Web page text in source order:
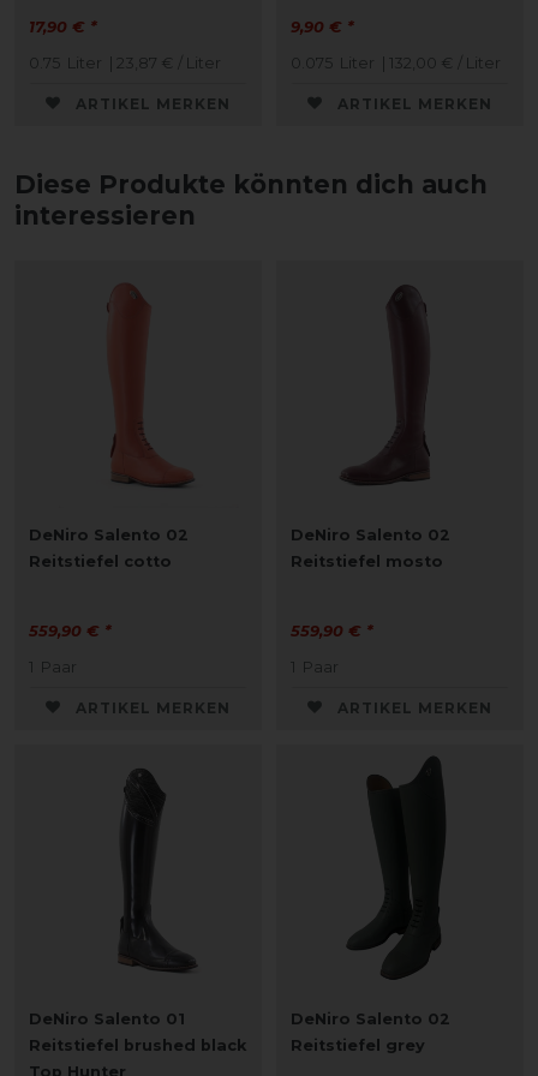
17,90 € *
0.75 Liter | 23,87 € / Liter
ARTIKEL MERKEN
9,90 € *
0.075 Liter | 132,00 € / Liter
ARTIKEL MERKEN
Diese Produkte könnten dich auch
interessieren
DeNiro Salento 02
Reitstiefel cotto
559,90 € *
1 Paar
ARTIKEL MERKEN
DeNiro Salento 02
Reitstiefel mosto
559,90 € *
1 Paar
ARTIKEL MERKEN
DeNiro Salento 01
Reitstiefel brushed black
Top Hunter
DeNiro Salento 02
Reitstiefel grey